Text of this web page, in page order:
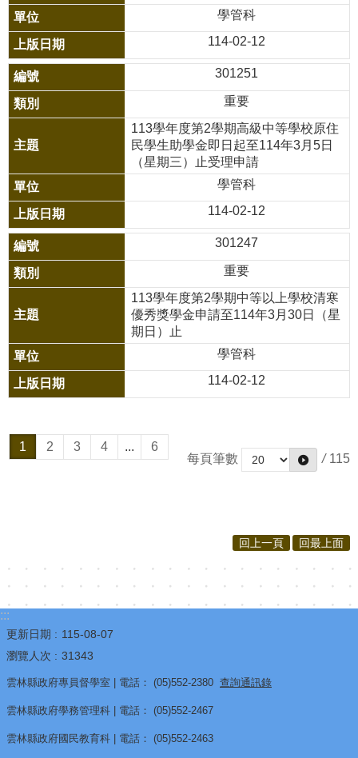
學管科
114-02-12
301251
重要
113學年度第2學期高級中等學校原住
民學生助學金即日起至114年3月5日
（星期三）止受理申請
學管科
114-02-12
301247
重要
113學年度第2學期中等以上學校清寒
優秀獎學金申請至114年3月30日（星
期日）止
學管科
114-02-12
1 2 3 4 ...
6
每頁筆數
/ 115
回上一頁 回最上面
:::
更新日期
115-08-07
瀏覽人次
31343
雲林縣政府專員督學室 | 電話： (05)552-2380 查詢通訊錄
雲林縣政府學務管理科 | 電話： (05)552-2467
雲林縣政府國民教育科 | 電話： (05)552-2463